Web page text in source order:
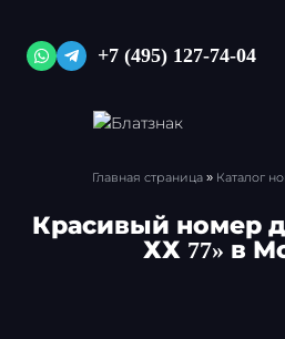
содержимому+7 (495) 127-74-04
Главная страница» Каталог
Красивый номер
ХХ 77» в